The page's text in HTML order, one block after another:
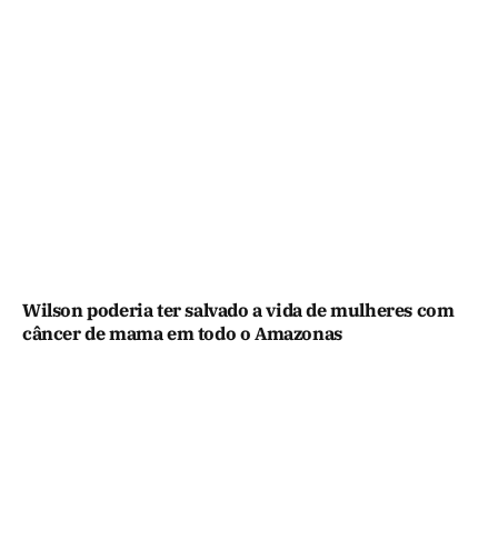
Wilson poderia ter salvado a vida de mulheres com
câncer de mama em todo o Amazonas